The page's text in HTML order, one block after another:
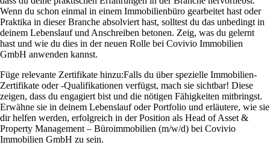
Wenn du schon einmal in einem Immobilienbüro gearbeitet hast oder
Praktika in dieser Branche absolviert hast, solltest du das unbedingt in
deinem Lebenslauf und Anschreiben betonen. Zeig, was du gelernt
hast und wie du dies in der neuen Rolle bei Covivio Immobilien
GmbH anwenden kannst.
Füge relevante Zertifikate hinzu:Falls du über spezielle Immobilien-
Zertifikate oder -Qualifikationen verfügst, mach sie sichtbar! Diese
zeigen, dass du engagiert bist und die nötigen Fähigkeiten mitbringst.
Erwähne sie in deinem Lebenslauf oder Portfolio und erläutere, wie sie
dir helfen werden, erfolgreich in der Position als Head of Asset &
Property Management – Büroimmobilien (m/w/d) bei Covivio
Immobilien GmbH zu sein.